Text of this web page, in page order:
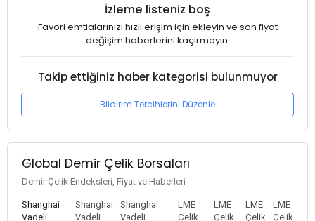
İzleme listeniz boş
Favori emtialarınızı hızlı erişim için ekleyin ve son fiyat
değişim haberlerini kaçırmayın.
Takip ettiğiniz haber kategorisi bulunmuyor
Bildirim Tercihlerini Düzenle
Global Demir Çelik Borsaları
Demir Çelik Endeksleri, Fiyat ve Haberleri
Shanghai
Vadeli
Shanghai
Vadeli
Shanghai
Vadeli
LME
Çelik
LME
Çelik
LME
Çelik
LME
Çelik